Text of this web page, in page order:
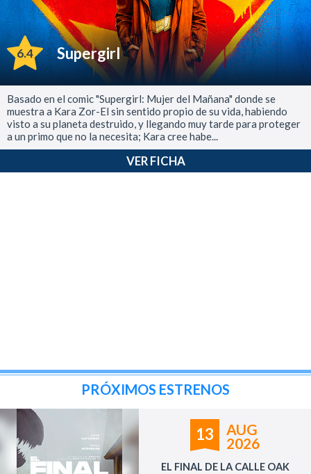
6.4 Supergirl
Basado en el comic "Supergirl: Mujer del Mañana" donde se
muestra a Kara Zor-El sin sentido propio de su vida, habiendo
visto a su planeta destruido, y llegando muy tarde para proteger
a un primo que no la necesita; Kara cree habe...
VER FICHA
PRÓXIMOS ESTRENOS
13
AUG
2026
EL FINAL DE LA CALLE OAK